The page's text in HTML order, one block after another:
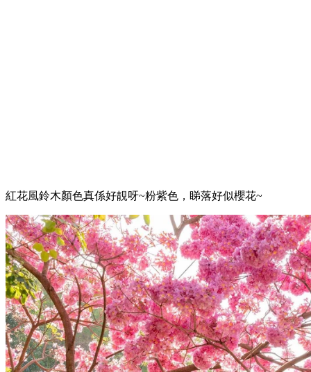
紅花風鈴木顏色真係好靚呀~粉紫色，睇落好似櫻花~